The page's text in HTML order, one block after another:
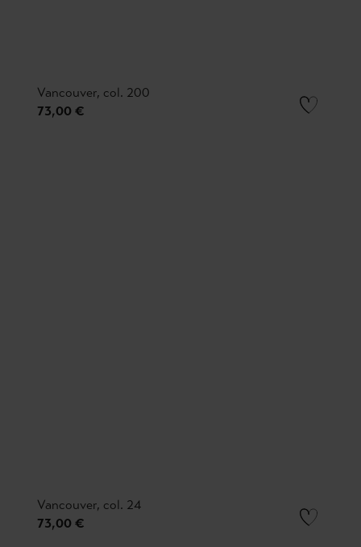
Vancouver, col. 200
73,00 €
Vancouver, col. 24
73,00 €